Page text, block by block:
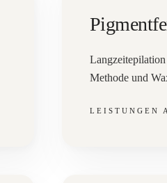
Methode und
LEISTUNGEN